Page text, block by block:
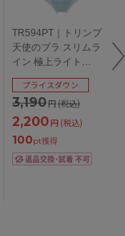
TR594PT｜トリンプ
天使のブラ スリムラ
イン 極上ライト
TR594シリーズ ボー
イレングスショーツ
M/L
3,190円(税込)
プライスダウン
2,200円 (税込)
100pt獲得